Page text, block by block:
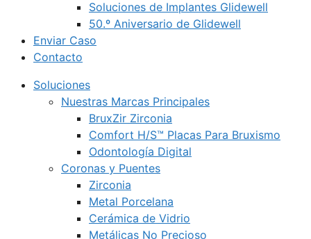
Soluciones de Implantes Glidewell
50.º Aniversario de Glidewell
Enviar Caso
Contacto
Soluciones
Nuestras Marcas Principales
BruxZir Zirconia
Comfort H/S™ Placas Para Bruxismo
Odontología Digital
Coronas y Puentes
Zirconia
Metal Porcelana
Cerámica de Vidrio
Metálicas No Precioso